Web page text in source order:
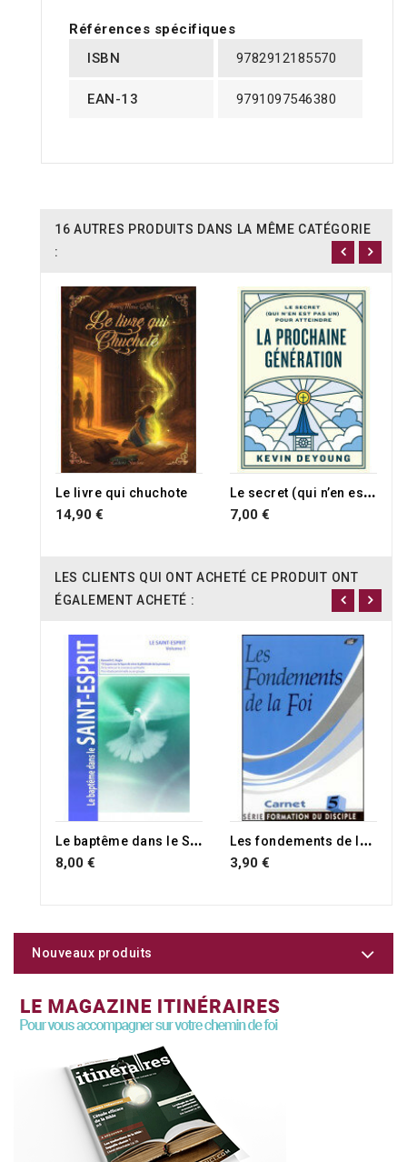
Références spécifiques
ISBN
9782912185570
EAN-13 9791097546380
16 AUTRES PRODUITS DANS LA MÊME CATÉGORIE
:
Le livre qui chuchote
14,90 €
L
e secret (qui n’en est pas un) pour atteindre la prochaine génération
7,00 €
LES CLIENTS QUI ONT ACHETÉ CE PRODUIT ONT
ÉGALEMENT ACHETÉ :
L
e baptême dans le Saint-Esprit - Vol.1
8,00 €
L
es fondements de la foi
3,90 €
Nouveaux produits